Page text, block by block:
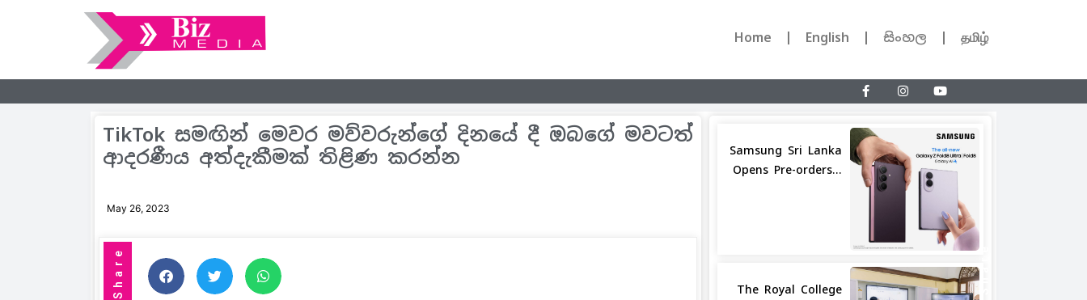
Home English සිංහල தமிழ்
TikTok සමඟින් මෙවර මව්වරුන්ගේ දිනයේ දී ඔබගේ මවටත්
ආදරණීය අත්දැකීමක් තිළිණ කරන්න
May 26, 2023
Share Share
Samsung Sri Lanka
Opens Pre-orders...
The Royal College